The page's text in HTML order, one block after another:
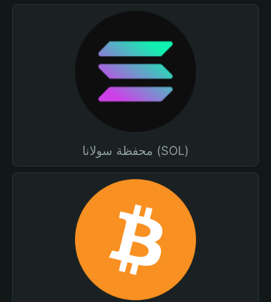
محفظة سولانا (SOL)